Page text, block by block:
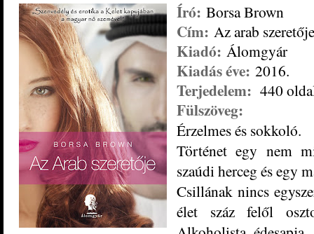
Író: Borsa Brown
Cím: Az arab szeretője
Kiadó: Álomgyár
Kiadás éve: 2016.
Terjedelem: 440
Fülszöveg:
Érzelmes és sokkoló.
Történet egy nem
szaúdi herceg és egy
Csillának nincs
élet száz felől